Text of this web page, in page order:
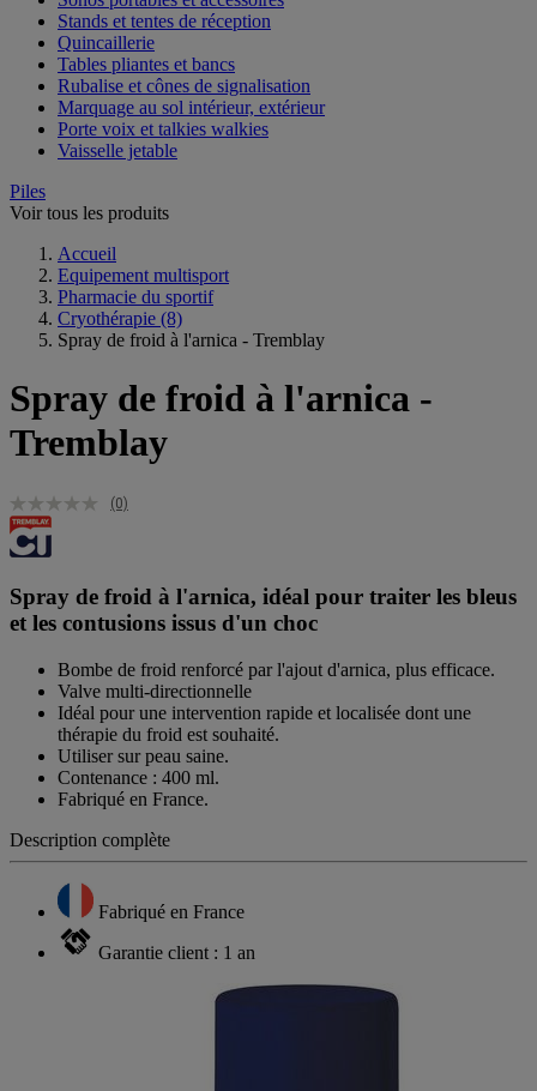
Stands et tentes de réception
Quincaillerie
Tables pliantes et bancs
Rubalise et cônes de signalisation
Marquage au sol intérieur, extérieur
Porte voix et talkies walkies
Vaisselle jetable
Piles
Voir tous les produits
Accueil
Equipement multisport
Pharmacie du sportif
Cryothérapie (8)
Spray de froid à l'arnica - Tremblay
Spray de froid à l'arnica -
Tremblay
(0)
Spray de froid à l'arnica, idéal pour traiter les bleus
et les contusions issus d'un choc
Bombe de froid renforcé par l'ajout d'arnica, plus efficace.
Valve multi-directionnelle
Idéal pour une intervention rapide et localisée dont une
thérapie du froid est souhaité.
Utiliser sur peau saine.
Contenance : 400 ml.
Fabriqué en France.
Description complète
Fabriqué en France
Garantie client : 1 an